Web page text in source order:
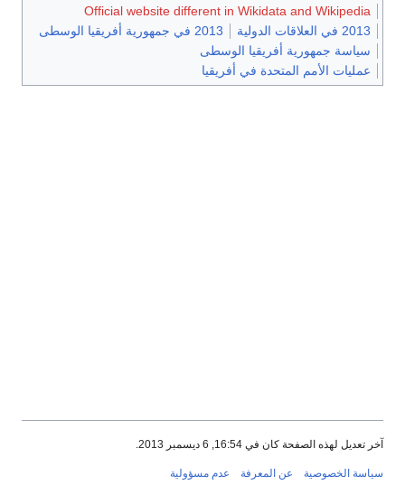
Official website different in Wikidata and Wikipedia
2013 في العلاقات الدولية
2013 في جمهورية أفريقيا الوسطى
سياسة جمهورية أفريقيا الوسطى
عمليات الأمم المتحدة في أفريقيا
آخر تعديل لهذه الصفحة كان في 16:54, 6 ديسمبر 2013.
سياسة الخصوصية عن المعرفة عدم مسؤولية